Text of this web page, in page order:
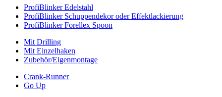
ProfiBlinker Edelstahl
ProfiBlinker Schuppendekor oder Effektlackierung
ProfiBlinker Forellex Spoon
Mit Drilling
Mit Einzelhaken
Zubehör/Eigenmontage
Crank-Runner
Go Up